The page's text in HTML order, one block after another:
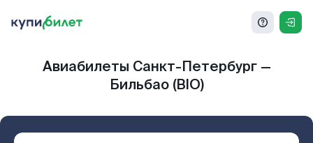
Авиабилеты Санкт-Петербург —
Бильбао (BIO)